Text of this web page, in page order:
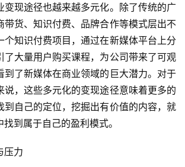
变现途径也越来越多元化。除了传统的广
带货、知识付费、品牌合作等模式层出不
个知识付费项目，通过在新媒体平台上分
了大量用户购买课程，为公司带来了可观
到了新媒体在商业领域的巨大潜力。对于
说，这些多元化的变现途径意味着更多的
到自己的定位，挖掘出有价值的内容，就
到属于自己的盈利模式。
压力